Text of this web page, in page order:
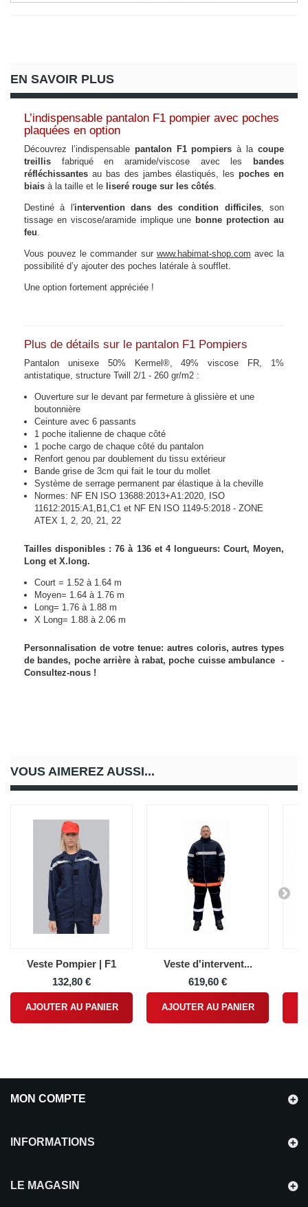
EN SAVOIR PLUS
L’indispensable pantalon F1 pompier avec poches
plaquées en option
Découvrez l’indispensable pantalon F1 pompiers à lacoupe
treillis fabriqué en aramide/viscose avec les
bandes
réfléchissantes au bas des jambes élastiqués, lespoches en
biais à la taille et le liseré rouge sur les côtés.
Destiné à l'intervention dans des condition difficiles, son
tissage en viscose/aramideimplique une bonne protection au
feu.
Vous pouvez le commander sur www.habimat-shop.com avec la
possibilité d’y ajouter des poches latérale à soufflet.
Une option fortement appréciée !
Plus de détails sur le pantalon F1 Pompiers
Pantalon unisexe 50% Kermel®, 49% viscose FR, 1%
antistatique, structure Twill 2/1 - 260 gr/m2 :
Ouverture sur le devant par fermeture à glissière et une
boutonnière
Ceinture avec 6 passants
1 poche italienne de chaque côté
1 poche cargo de chaque côté du pantalon
Renfort genou par doublement du tissu extérieur
Bande grise de 3cm qui fait le tour du mollet
Système de serrage permanent par élastique à la cheville
Normes: NF EN ISO 13688:2013+A1:2020, ISO
11612:2015:A1,B1,C1 et NF EN ISO 1149-5:2018 - ZONE
ATEX 1, 2, 20, 21, 22
Tailles disponibles : 76 à 136 et 4 longueurs: Court, Moyen,
Long et X.long.
Court = 1.52 à 1.64 m
Moyen= 1.64 à 1.76 m
Long= 1.76 à 1.88 m
X Long= 1.88 à 2.06 m
Personnalisation de votre tenue: autres coloris, autres types
de bandes, poche arrière à rabat, poche cuisse ambulance -
Consultez-nous !
VOUS AIMEREZ AUSSI...
Veste Pompier | F1
132,80 €
AJOUTER AU PANIER
Veste d'intervent...
619,60 €
AJOUTER AU PANIER
MON COMPTE
INFORMATIONS
LE MAGASIN